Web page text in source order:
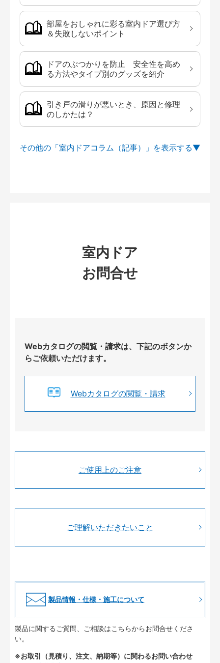
部屋をおしゃれに彩る室内ドア選び方
＆失敗しないポイント
ドアのぶつかりを防止 安全性を高め
る方法やタイプ別のグッズを紹介
引き戸の滑りが悪いとき、原因と修理
のしかたは？
その他の「室内ドアコラム（記事）」を
室内ドア
お問合せ
Webカタログの閲覧・請求は、下記のボタンか
らご依頼いただけます。
Webカタログの閲覧・請求
ご使用上のご注意
ご理解いただきたいこと
製品情報・仕様・施工について
製品に関するご質問、ご相談はこちらからお問合せくださ
い。
※お取引（見積り、注文、納期等）に関わるお問い合わせ